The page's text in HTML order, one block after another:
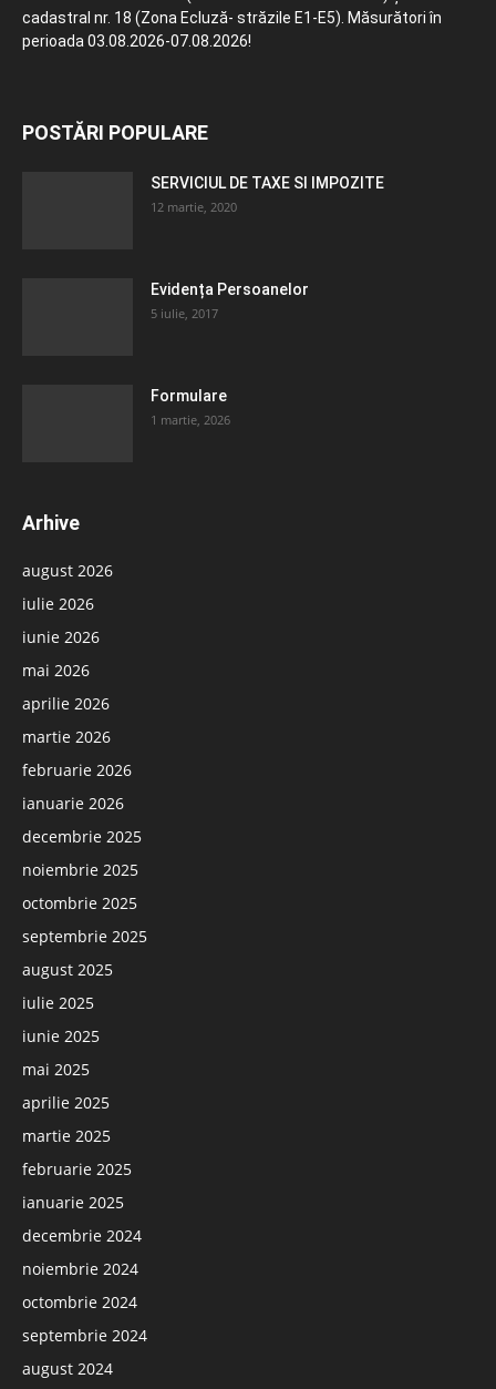
cadastral nr. 18 (Zona Ecluză- străzile E1-E5). Măsurători în
perioada 03.08.2026-07.08.2026!
POSTĂRI POPULARE
SERVICIUL DE TAXE SI IMPOZITE
12 martie, 2020
Evidența Persoanelor
5 iulie, 2017
Formulare
1 martie, 2026
Arhive
august 2026
iulie 2026
iunie 2026
mai 2026
aprilie 2026
martie 2026
februarie 2026
ianuarie 2026
decembrie 2025
noiembrie 2025
octombrie 2025
septembrie 2025
august 2025
iulie 2025
iunie 2025
mai 2025
aprilie 2025
martie 2025
februarie 2025
ianuarie 2025
decembrie 2024
noiembrie 2024
octombrie 2024
septembrie 2024
august 2024